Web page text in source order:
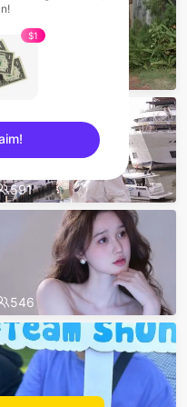
610
591
546
$1